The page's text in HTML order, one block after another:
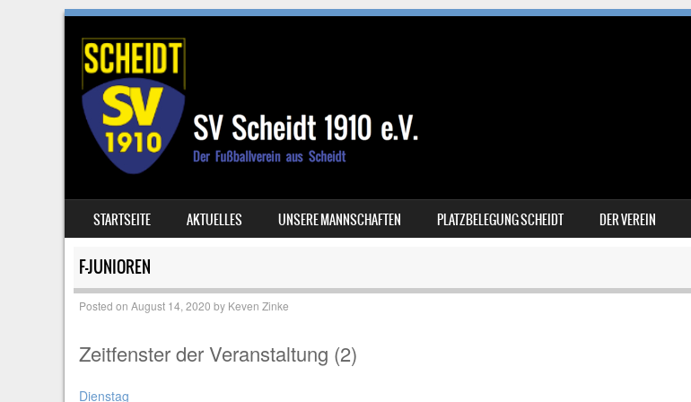
MENU
SKIP TO CONTENT
STARTSEITE AKTUELLES UNSERE MANNSCHAFTEN PLATZBELEGUNG SCHEIDT DER VEREIN
F-JUNIOREN
Posted on August 14, 2020 by Keven Zinke
Zeitfenster der Veranstaltung (2)
Dienstag